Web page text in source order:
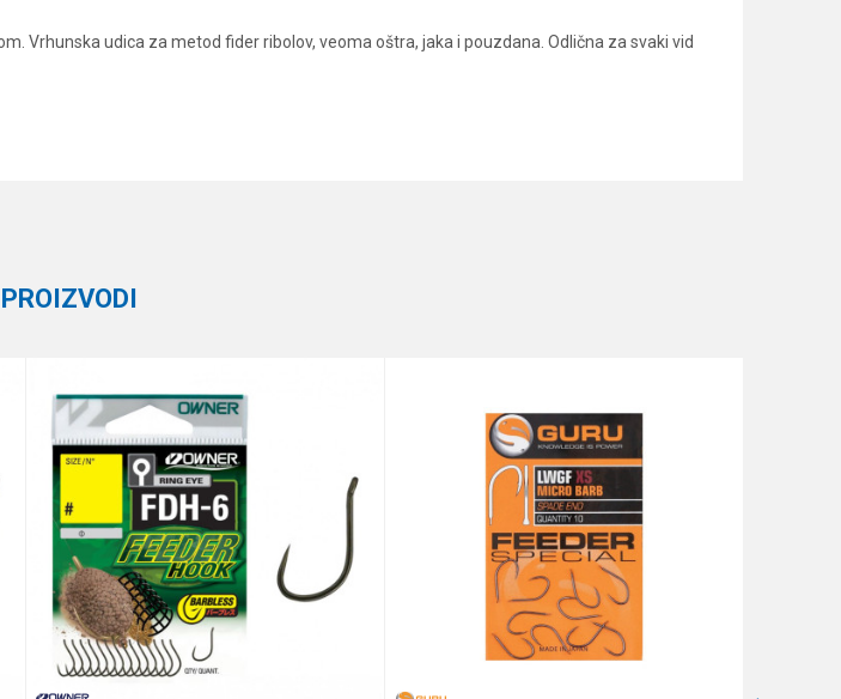
Vrhunska udica za metod fider ribolov, veoma oštra, jaka i pouzdana. Odlična za svaki vid
9
8